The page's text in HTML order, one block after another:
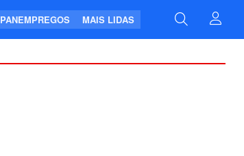
PANEMPREGOS MAIS LIDAS